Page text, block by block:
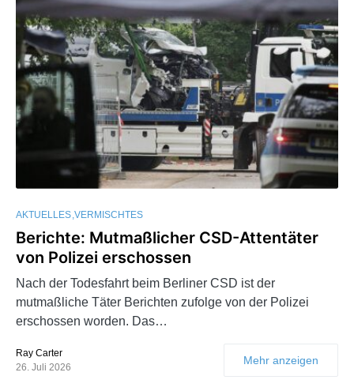
AKTUELLES VERMISCHTES
Berichte: Mutmaßlicher CSD-Attentäter
von Polizei erschossen
Nach der Todesfahrt beim Berliner CSD ist der
mutmaßliche Täter Berichten zufolge von der Polizei
erschossen worden. Das…
Ray Carter
26. Juli 2026
Mehr anzeigen